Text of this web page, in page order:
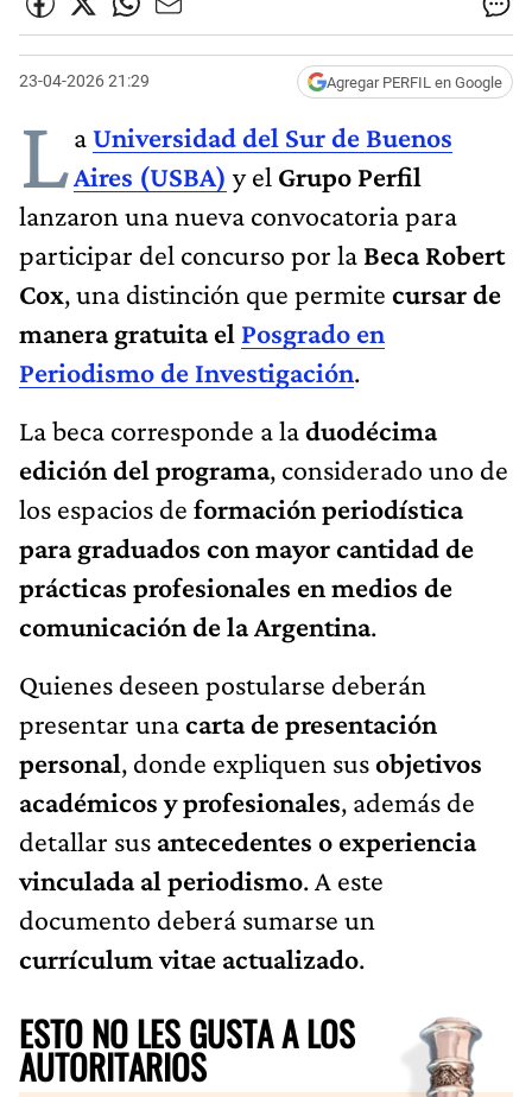
23-04-2026 21:29 Agregar PERFIL en Google
LaUniversidad del Sur de Buenos
Aires (USBA) y el Grupo Perfil
lanzaron una nueva convocatoria para
participar del concurso por la Beca Robert
Cox, una distinción que permite cursar de
manera gratuita el Posgrado en
Periodismo de Investigación.
La beca corresponde a laduodécima
edición del programa, considerado uno de
los espacios de formación periodística
para graduados con mayor cantidad de
prácticas profesionales en medios de
comunicación de la Argentina.
Quienes deseen postularse deberán
presentar unacarta de presentación
personal, donde expliquen susobjetivos
académicos y profesionales, además de
detallar sus antecedentes o experiencia
vinculada al periodismo. A este
documento deberá sumarse un
currículum vitae actualizado.
ESTO NO LES GUSTA A LOS
AUTORITARIOS